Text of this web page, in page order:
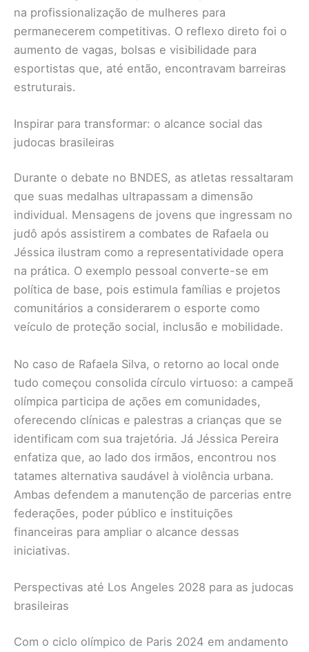
na profissionalização de mulheres para
permanecerem competitivas. O reflexo direto foi o
aumento de vagas, bolsas e visibilidade para
esportistas que, até então, encontravam barreiras
estruturais.
Inspirar para transformar: o alcance social das
judocas brasileiras
Durante o debate no BNDES, as atletas ressaltaram
que suas medalhas ultrapassam a dimensão
individual. Mensagens de jovens que ingressam no
judô após assistirem a combates de Rafaela ou
Jéssica ilustram como a representatividade opera
na prática. O exemplo pessoal converte-se em
política de base, pois estimula famílias e projetos
comunitários a considerarem o esporte como
veículo de proteção social, inclusão e mobilidade.
No caso de Rafaela Silva, o retorno ao local onde
tudo começou consolida círculo virtuoso: a campeã
olímpica participa de ações em comunidades,
oferecendo clínicas e palestras a crianças que se
identificam com sua trajetória. Já Jéssica Pereira
enfatiza que, ao lado dos irmãos, encontrou nos
tatames alternativa saudável à violência urbana.
Ambas defendem a manutenção de parcerias entre
federações, poder público e instituições
financeiras para ampliar o alcance dessas
iniciativas.
Perspectivas até Los Angeles 2028 para as judocas
brasileiras
Com o ciclo olímpico de Paris 2024 em andamento